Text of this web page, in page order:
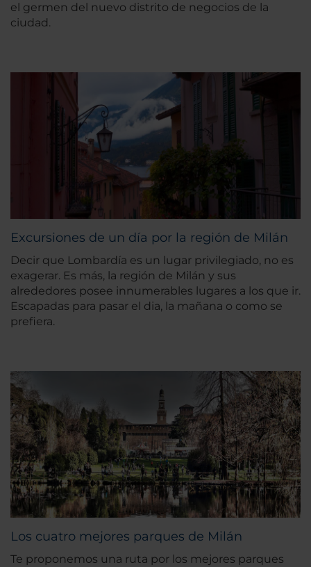
el germen del nuevo distrito de negocios de la
ciudad.
Excursiones de un día por la región de Milán
Decir que Lombardía es un lugar privilegiado, no es
exagerar. Es más, la región de Milán y sus
alrededores posee innumerables lugares a los que ir.
Escapadas para pasar el dia, la mañana o como se
prefiera.
Los cuatro mejores parques de Milán
Te proponemos una ruta por los mejores parques